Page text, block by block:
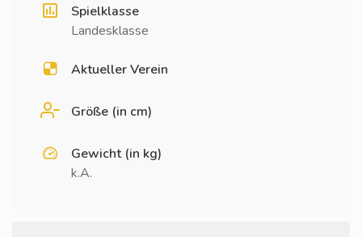
Spielklasse
Landesklasse
Aktueller Verein
Größe (in cm)
Gewicht (in kg)
k.A.